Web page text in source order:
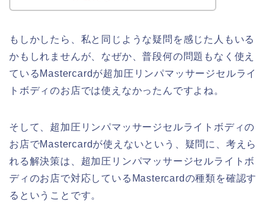
もしかしたら、私と同じような疑問を感じた人もいる
かもしれませんが、なぜか、普段何の問題もなく使え
ているMastercardが超加圧リンパマッサージセルライ
トボディのお店では使えなかったんですよね。
そして、超加圧リンパマッサージセルライトボディの
お店でMastercardが使えないという、疑問に、考えら
れる解決策は、超加圧リンパマッサージセルライトボ
ディのお店で対応しているMastercardの種類を確認す
るということです。